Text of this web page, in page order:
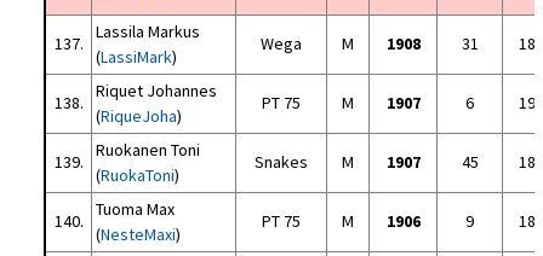
137.
Lassila Markus
(LassiMark)
Wega M 1908 31
138.
Riquet Johannes
(RiqueJoha)
PT 75 M 1907 6
139.
Ruokanen Toni
(RuokaToni)
Snakes M 1907 45
140.
Tuoma Max
(NesteMaxi)
PT 75 M 1906 9